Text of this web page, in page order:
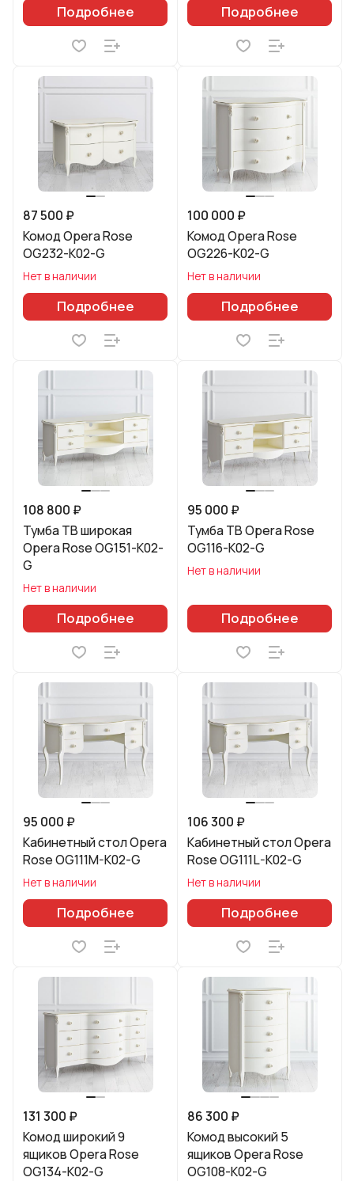
Подробнее Подробнее
87 500 ₽
Комод Opera Rose
OG232-K02-G
Нет в наличии
Подробнее
100 000 ₽
Комод Opera Rose
OG226-K02-G
Нет в наличии
Подробнее
108 800 ₽
Тумба ТВ широкая
Opera Rose OG151-K02-
G
Нет в наличии
Подробнее
95 000 ₽
Тумба ТВ Opera Rose
OG116-K02-G
Нет в наличии
Подробнее
95 000 ₽
Кабинетный стол Opera
Rose OG111M-K02-G
Нет в наличии
Подробнее
106 300 ₽
Кабинетный стол Opera
Rose OG111L-K02-G
Нет в наличии
Подробнее
131 300 ₽
Комод широкий 9
ящиков Opera Rose
OG134-K02-G
86 300 ₽
Комод высокий 5
ящиков Opera Rose
OG108-K02-G